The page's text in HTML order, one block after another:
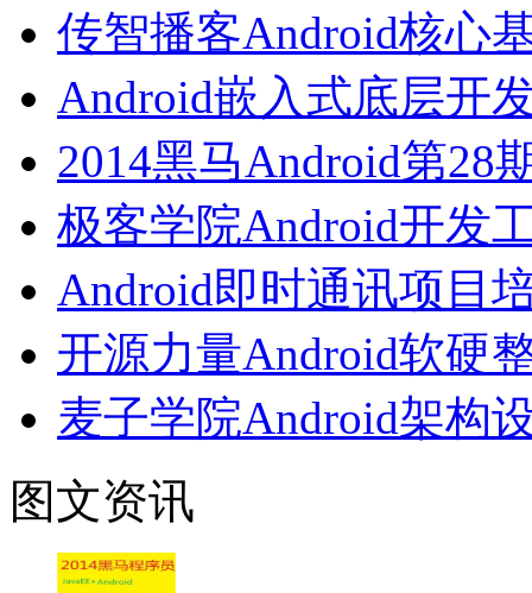
传智播客Android核心
Android嵌入式底层开
2014黑马Android第28
极客学院Android开发
Android即时通讯项目
开源力量Android软硬
麦子学院Android架构
图文资讯